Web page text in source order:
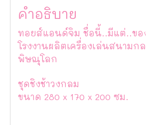
คำอธิบาย
ทอยส์แอนด์จิม ชื่อนี้..มีแต่..ขอ
โรงงานผลิตเครื่องเล่นสนามก
พิษณุโลก
ชุดชิงช้าวงกลม
ขนาด 280 x 170 x 200 ซม.